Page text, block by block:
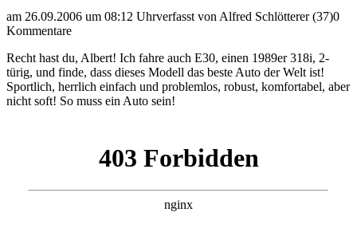
am 26.09.2006 um 08:12 Uhrverfasst von Alfred Schlötterer (37)0
Kommentare
Recht hast du, Albert! Ich fahre auch E30, einen 1989er 318i, 2-
türig, und finde, dass dieses Modell das beste Auto der Welt ist!
Sportlich, herrlich einfach und problemlos, robust, komfortabel, aber
nicht soft! So muss ein Auto sein!